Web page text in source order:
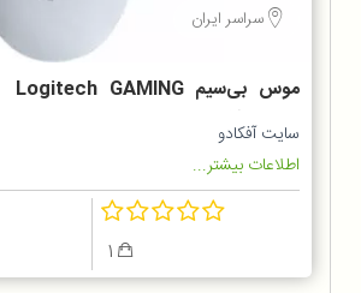
سراسر ایران
موس بی‌سیم Logitech GAMING
سایت آفکادو
اطلاعات بیشتر...